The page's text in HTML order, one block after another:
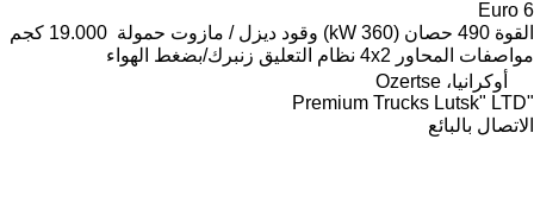
Euro 6
القوة 490 حصان (360 kW) وقود ديزل / مازوت حمولة 19.000 كجم
مواصفات المحاور 4x2 نظام التعليق زنبرك/بضغط الهواء
أوكرانيا، Ozertse
"Premium Trucks Lutsk" LTD
الاتصال بالبائع